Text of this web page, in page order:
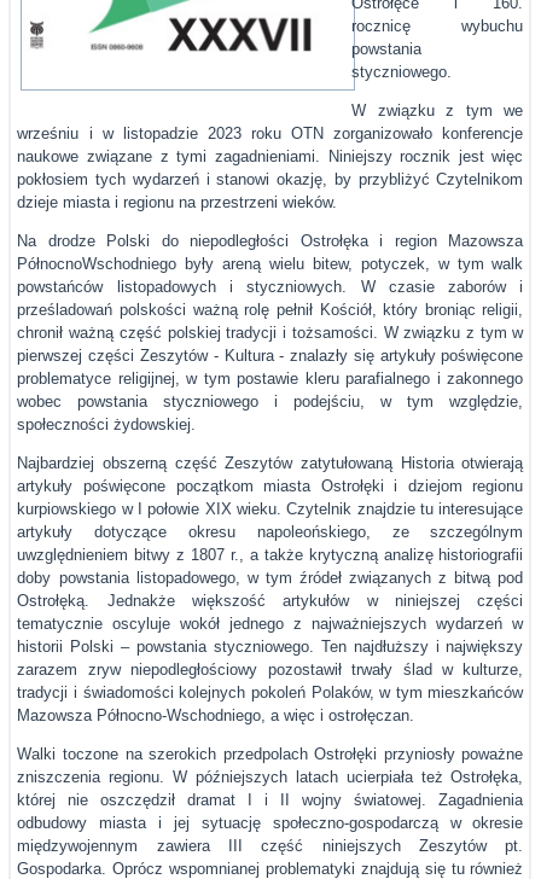
rocznicę wybuchu
powstania
styczniowego.
W związku z tym we
wrześniu i w listopadzie 2023 roku OTN zorganizowało konferencje
naukowe związane z tymi zagadnieniami. Niniejszy rocznik jest więc
pokłosiem tych wydarzeń i stanowi okazję, by przybliżyć Czytelnikom
dzieje miasta i regionu na przestrzeni wieków.
Na drodze Polski do niepodległości Ostrołęka i region Mazowsza
PółnocnoWschodniego były areną wielu bitew, potyczek, w tym walk
powstańców listopadowych i styczniowych. W czasie zaborów i
prześladowań polskości ważną rolę pełnił Kościół, który broniąc religii,
chronił ważną część polskiej tradycji i tożsamości. W związku z tym w
pierwszej części Zeszytów - Kultura - znalazły się artykuły poświęcone
problematyce religijnej, w tym postawie kleru parafialnego i zakonnego
wobec powstania styczniowego i podejściu, w tym względzie,
społeczności żydowskiej.
Najbardziej obszerną część Zeszytów zatytułowaną Historia otwierają
artykuły poświęcone początkom miasta Ostrołęki i dziejom regionu
kurpiowskiego w I połowie XIX wieku. Czytelnik znajdzie tu interesujące
artykuły dotyczące okresu napoleońskiego, ze szczególnym
uwzględnieniem bitwy z 1807 r., a także krytyczną analizę historiografii
doby powstania listopadowego, w tym źródeł związanych z bitwą pod
Ostrołęką. Jednakże większość artykułów w niniejszej części
tematycznie oscyluje wokół jednego z najważniejszych wydarzeń w
historii Polski – powstania styczniowego. Ten najdłuższy i największy
zarazem zryw niepodległościowy pozostawił trwały ślad w kulturze,
tradycji i świadomości kolejnych pokoleń Polaków, w tym mieszkańców
Mazowsza Północno-Wschodniego, a więc i ostrołęczan.
Walki toczone na szerokich przedpolach Ostrołęki przyniosły poważne
zniszczenia regionu. W późniejszych latach ucierpiała też Ostrołęka,
której nie oszczędził dramat I i II wojny światowej. Zagadnienia
odbudowy miasta i jej sytuację społeczno-gospodarczą w okresie
międzywojennym zawiera III część niniejszych Zeszytów pt.
Gospodarka. Oprócz wspomnianej problematyki znajdują się tu również